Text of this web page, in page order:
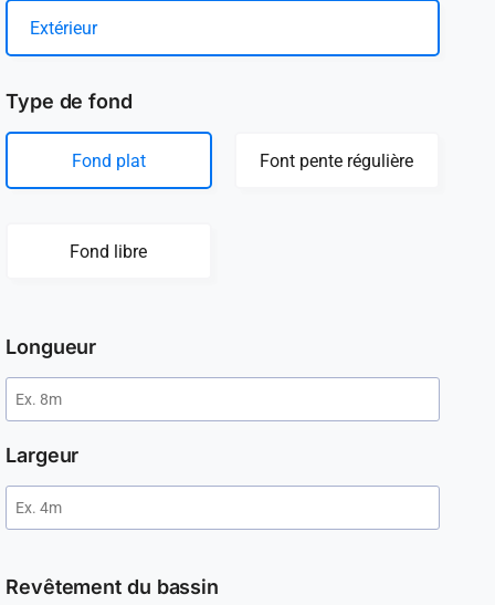
Extérieur
Type de fond
Fond plat Font pente régulière
Fond libre
Longueur
Largeur
Revêtement du bassin